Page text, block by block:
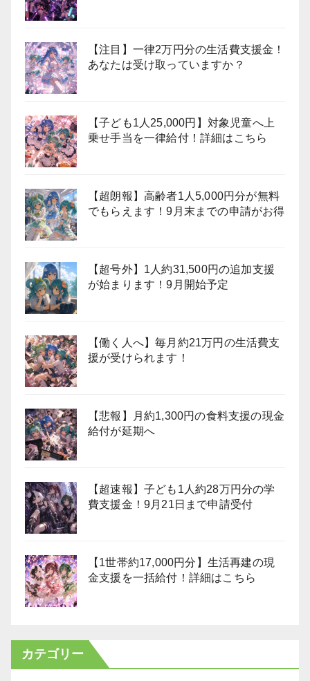
【注目】一律2万円分の生活費支援金！
あなたは受け取っていますか？
【子ども1人25,000円】対象児童へ上
乗せ手当を一律給付！詳細はこちら
【超朗報】高齢者1人5,000円分が無料
でもらえます！9月末までの申請がお得
【超号外】1人約31,500円の追加支援
が始まります！9月開始予定
【働く人へ】毎月約21万円の生活費支
援が受けられます！
【悲報】月約1,300円の食料支援の現金
給付が延期へ
【超速報】子ども1人約28万円分の学
費支援金！9月21日まで申請受付
【1世帯約17,000円分】生活再建の現
金支援を一括給付！詳細はこちら
カテゴリー